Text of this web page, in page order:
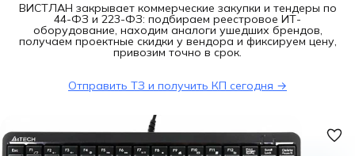
ВИСТЛАН закрывает коммерческие закупки и тендеры по
44-ФЗ и 223-ФЗ: подбираем реестровое ИТ-
оборудование, находим аналоги ушедших брендов,
получаем проектные скидки у вендора и фиксируем цену,
привозим точно в срок.
Отправить ТЗ и получить КП сегодня →